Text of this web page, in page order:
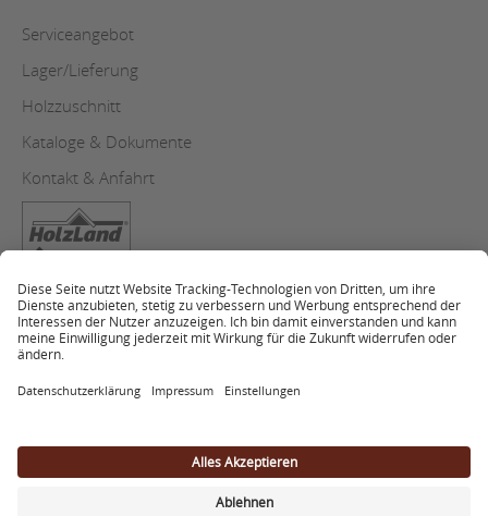
Serviceangebot
Lager/Lieferung
Holzzuschnitt
Kataloge & Dokumente
Kontakt & Anfahrt
Copyright
Datenschutz
Impressum